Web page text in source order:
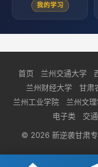
我的学习
首页 兰州交通大学
兰州财经大学
甘肃
兰州工业学院
兰州文
电子类
交
© 2026 新逆袭甘肃